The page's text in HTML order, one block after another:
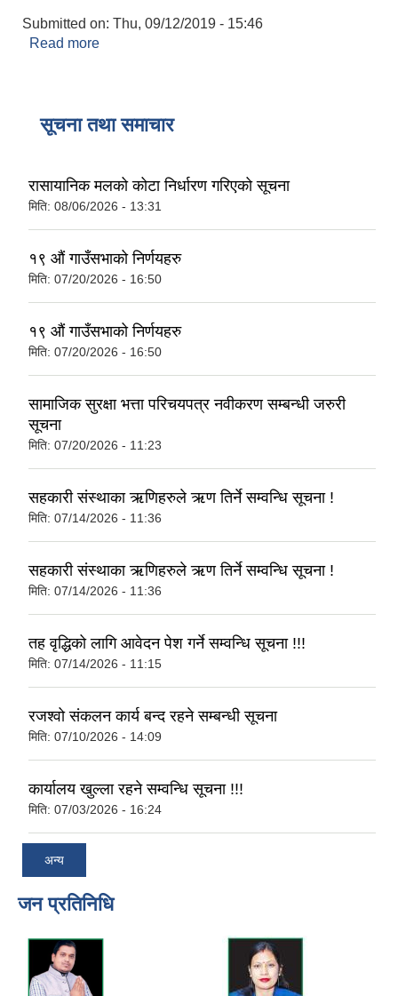
Submitted on: Thu, 09/12/2019 - 15:46
Read more
सूचना तथा समाचार
रासायानिक मलको कोटा निर्धारण गरिएको सूचना
मिति: 08/06/2026 - 13:31
१९ औं गाउँसभाको निर्णयहरु
मिति: 07/20/2026 - 16:50
१९ औं गाउँसभाको निर्णयहरु
मिति: 07/20/2026 - 16:50
सामाजिक सुरक्षा भत्ता परिचयपत्र नवीकरण सम्बन्धी जरुरी
सूचना
मिति: 07/20/2026 - 11:23
सहकारी संस्थाका ऋणिहरुले ऋण तिर्ने सम्वन्धि सूचना !
मिति: 07/14/2026 - 11:36
सहकारी संस्थाका ऋणिहरुले ऋण तिर्ने सम्वन्धि सूचना !
मिति: 07/14/2026 - 11:36
तह वृद्धिको लागि आवेदन पेश गर्ने सम्वन्धि सूचना !!!
मिति: 07/14/2026 - 11:15
रजश्वो संकलन कार्य बन्द रहने सम्बन्धी सूचना
मिति: 07/10/2026 - 14:09
कार्यालय खुल्ला रहने सम्वन्धि सूचना !!!
मिति: 07/03/2026 - 16:24
अन्य
जन प्रतिनिधि